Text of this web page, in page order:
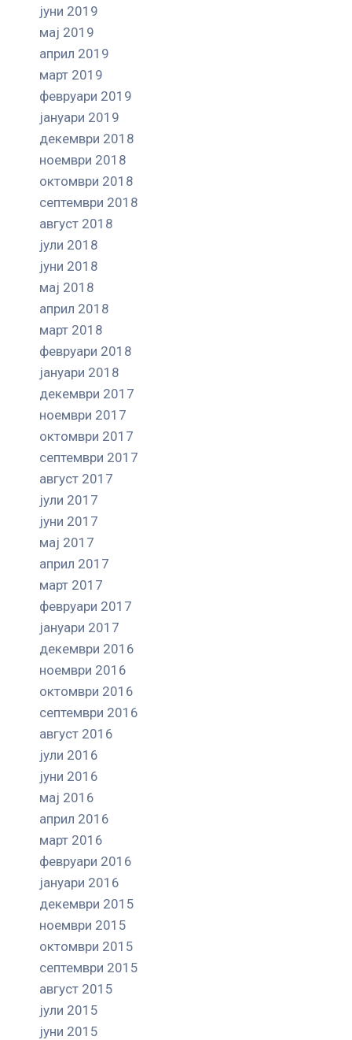
јуни 2019
мај 2019
април 2019
март 2019
февруари 2019
јануари 2019
декември 2018
ноември 2018
октомври 2018
септември 2018
август 2018
јули 2018
јуни 2018
мај 2018
април 2018
март 2018
февруари 2018
јануари 2018
декември 2017
ноември 2017
октомври 2017
септември 2017
август 2017
јули 2017
јуни 2017
мај 2017
април 2017
март 2017
февруари 2017
јануари 2017
декември 2016
ноември 2016
октомври 2016
септември 2016
август 2016
јули 2016
јуни 2016
мај 2016
април 2016
март 2016
февруари 2016
јануари 2016
декември 2015
ноември 2015
октомври 2015
септември 2015
август 2015
јули 2015
јуни 2015